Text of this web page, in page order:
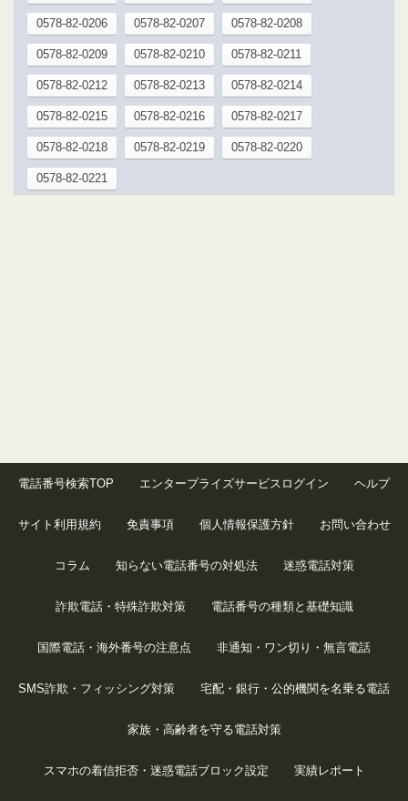
0578-82-0206 0578-82-0207 0578-82-0208
0578-82-0209 0578-82-0210 0578-82-0211
0578-82-0212 0578-82-0213 0578-82-0214
0578-82-0215 0578-82-0216 0578-82-0217
0578-82-0218 0578-82-0219 0578-82-0220
0578-82-0221
電話番号検索TOP エンタープライズサービスログイン ヘルプ
サイト利用規約 免責事項 個人情報保護方針 お問い合わせ
コラム 知らない電話番号の対処法 迷惑電話対策
詐欺電話・特殊詐欺対策 電話番号の種類と基礎知識
国際電話・海外番号の注意点 非通知・ワン切り・無言電話
SMS詐欺・フィッシング対策 宅配・銀行・公的機関を名乗る電話
家族・高齢者を守る電話対策
スマホの着信拒否・迷惑電話ブロック設定 実績レポート